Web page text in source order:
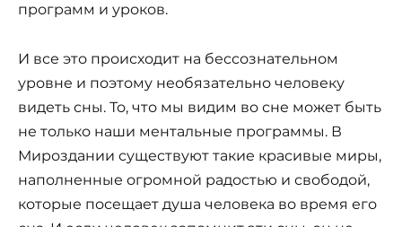
программ и уроков.
И все это происходит на бессознательном
уровне и поэтому необязательно человеку
видеть сны. То, что мы видим во сне может быть
не только наши ментальные программы. В
Мироздании существуют такие красивые миры,
наполненные огромной радостью и свободой,
которые посещает душа человека во время его